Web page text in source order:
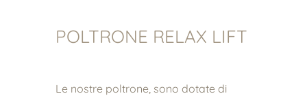
POLTRONE RELAX LIFT
Le nostre poltrone, sono dotate di